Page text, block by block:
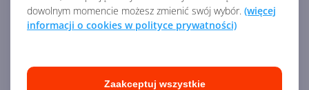
dowolnym momencie możesz zmienić swój wybór. (więcej
informacji o cookies w polityce prywatności)
Zaakceptuj wszystkie